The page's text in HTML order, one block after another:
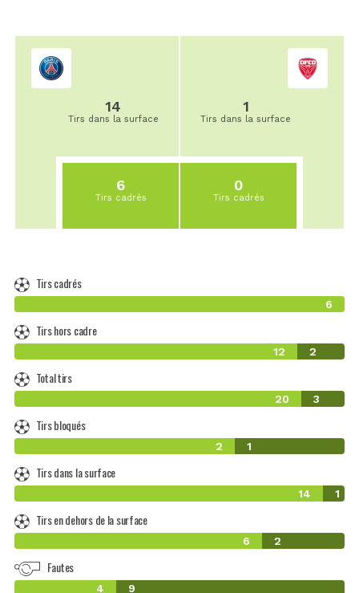
14
Tirs dans la surface
6
Tirs cadrés
1
Tirs dans la surface
0
Tirs cadrés
Tirs cadrés
6
Tirs hors cadre
12 2
Total tirs
20 3
Tirs bloqués
2 1
Tirs dans la surface
14 1
Tirs en dehors de la surface
6 2
Fautes
4 9